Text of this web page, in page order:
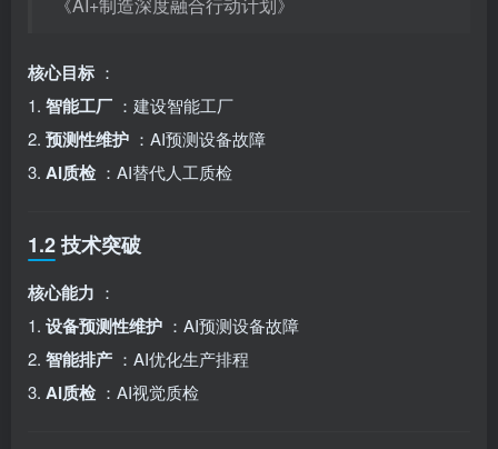
核心目标 ：
1. 智能工厂 ：建设智能工厂
2. 预测性维护 ：AI预测设备故障
3. AI质检 ：AI替代人工质检
1.2 技术突破
核心能力 ：
1. 设备预测性维护 ：AI预测设备故障
2. 智能排产 ：AI优化生产排程
3. AI质检 ：AI视觉质检